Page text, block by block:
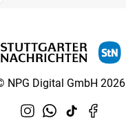
NPG Digital GmbH 2026